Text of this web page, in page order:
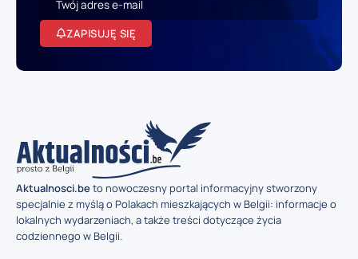
ZAPISUJĘ SIĘ
Aktualnosci.beto nowoczesny portal informacyjny stworzony
specjalnie z myślą o Polakach mieszkających w Belgii: informacje o
lokalnych wydarzeniach, a także treści dotyczące życia
codziennego w Belgii.